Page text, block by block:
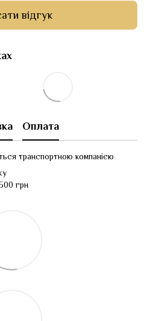
відгук
Оплата
транспортною компанією
грн